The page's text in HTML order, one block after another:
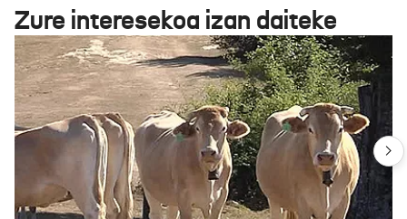
Zure interesekoa izan daiteke